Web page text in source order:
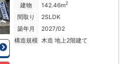
建物 142.46m2
間取り
2SLDK
築年月
2027/02
構造規模 木造 地上2階建て